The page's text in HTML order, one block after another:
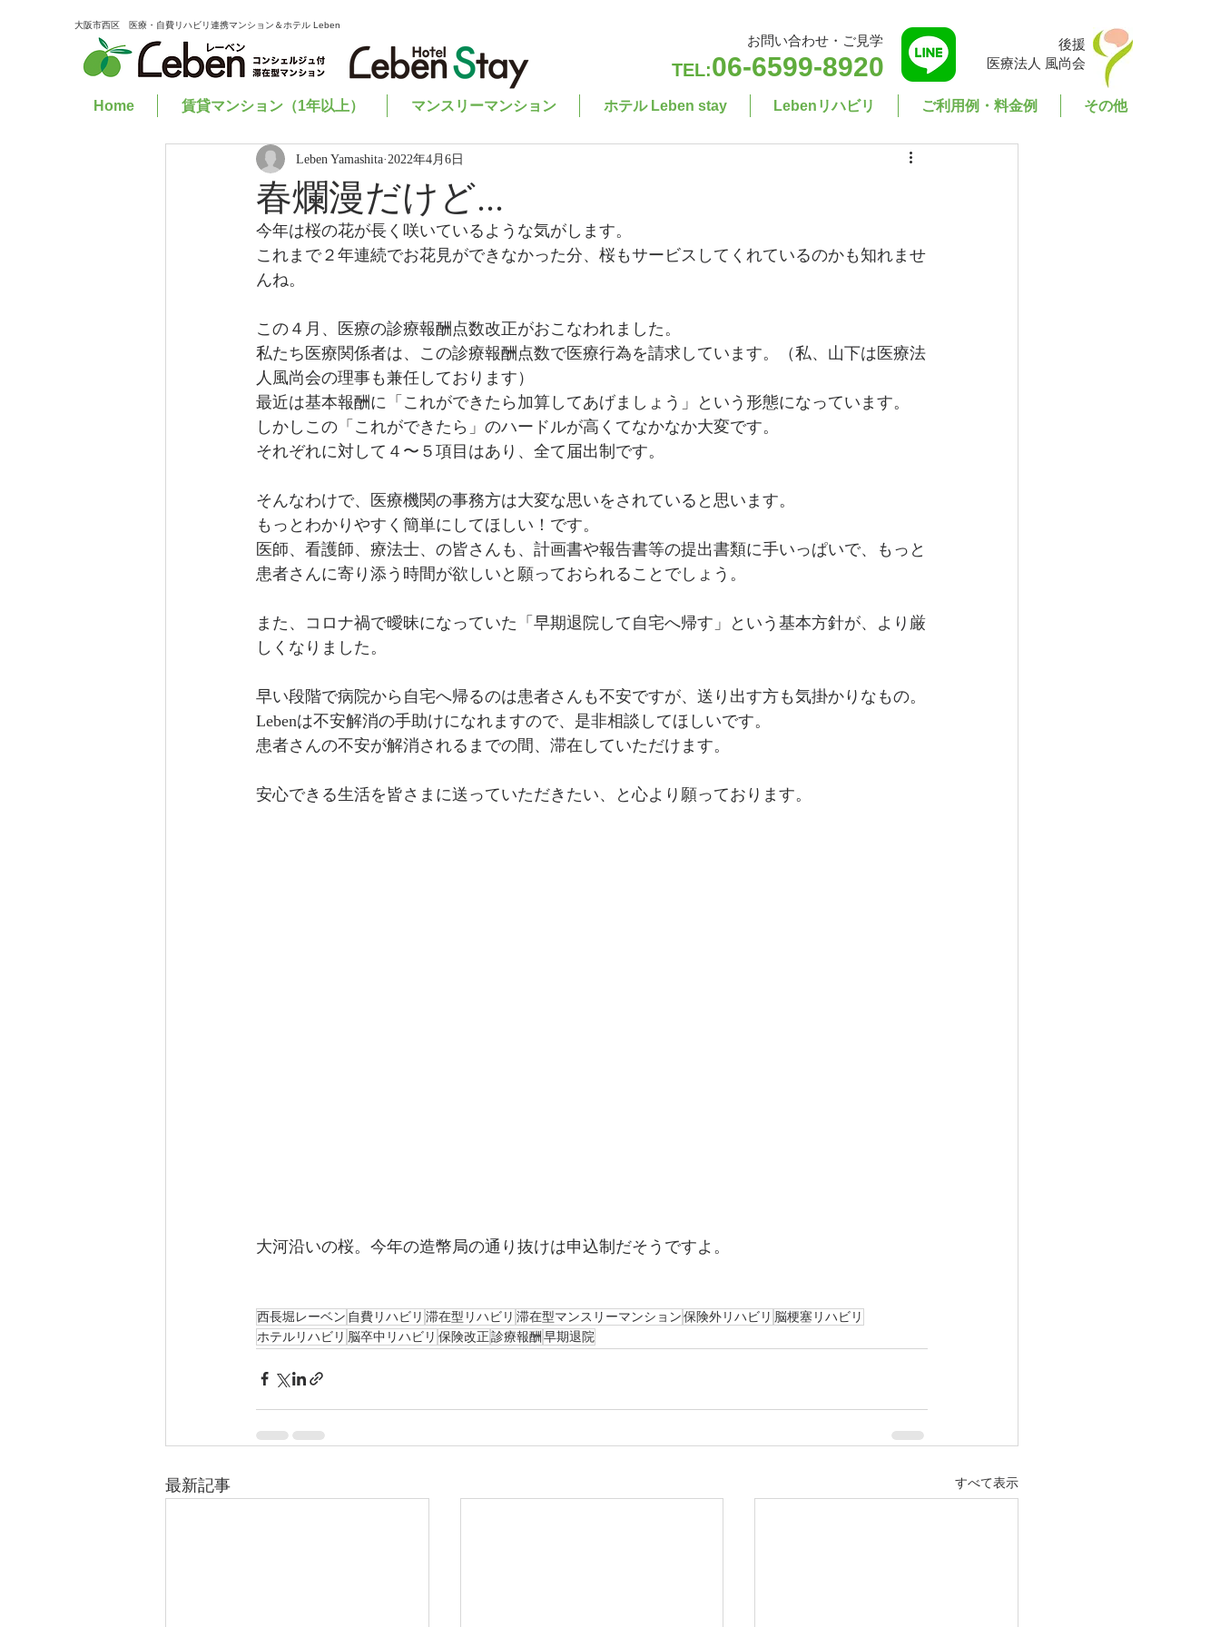
大阪市西区 医療・自費リハビリ連携マンション＆ホテル Leben
お問い合わせ・ご見学
TEL:06-6599-8920
後援
医療法人 風尚会
Home 賃貸マンション（1年以上） マンスリーマンション ホテル Leben stay Lebenリハビリ ご利用例・料金例 その他
春爛漫だけど...
Leben Yamashita 2022年4月6日
今年は桜の花が長く咲いているような気がします。
これまで２年連続でお花見ができなかった分、桜もサービスしてくれているのかも知れませ
んね。
この４月、医療の診療報酬点数改正がおこなわれました。
私たち医療関係者は、この診療報酬点数で医療行為を請求しています。（私、山下は医療法
人風尚会の理事も兼任しております）
最近は基本報酬に「これができたら加算してあげましょう」という形態になっています。
しかしこの「これができたら」のハードルが高くてなかなか大変です。
それぞれに対して４〜５項目はあり、全て届出制です。
そんなわけで、医療機関の事務方は大変な思いをされていると思います。
もっとわかりやすく簡単にしてほしい！です。
医師、看護師、療法士、の皆さんも、計画書や報告書等の提出書類に手いっぱいで、もっと
患者さんに寄り添う時間が欲しいと願っておられることでしょう。
また、コロナ禍で曖昧になっていた「早期退院して自宅へ帰す」という基本方針が、より厳
しくなりました。
早い段階で病院から自宅へ帰るのは患者さんも不安ですが、送り出す方も気掛かりなもの。
Lebenは不安解消の手助けになれますので、是非相談してほしいです。
患者さんの不安が解消されるまでの間、滞在していただけます。
安心できる生活を皆さまに送っていただきたい、と心より願っております。
大河沿いの桜。今年の造幣局の通り抜けは申込制だそうですよ。
西長堀レーベン 自費リハビリ 滞在型リハビリ 滞在型マンスリーマンション 保険外リハビリ 脳梗塞リハビリ
ホテルリハビリ 脳卒中リハビリ 保険改正 診療報酬 早期退院
最新記事 すべて表示